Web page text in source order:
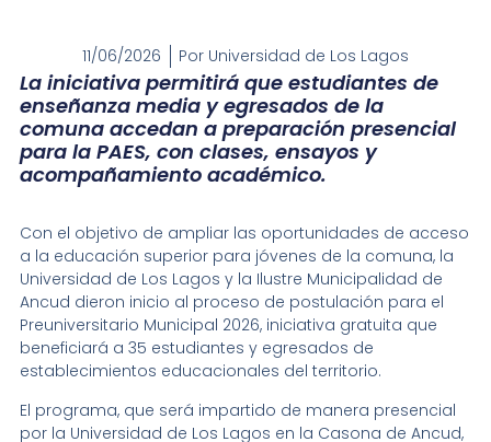
11/06/2026 Por Universidad de Los Lagos
La iniciativa permitirá que estudiantes de
enseñanza media y egresados de la
comuna accedan a preparación presencial
para la PAES, con clases, ensayos y
acompañamiento académico.
Con el objetivo de ampliar las oportunidades de acceso
a la educación superior para jóvenes de la comuna, la
Universidad de Los Lagos y la Ilustre Municipalidad de
Ancud dieron inicio al proceso de postulación para el
Preuniversitario Municipal 2026, iniciativa gratuita que
beneficiará a 35 estudiantes y egresados de
establecimientos educacionales del territorio.
El programa, que será impartido de manera presencial
por la Universidad de Los Lagos en la Casona de Ancud,